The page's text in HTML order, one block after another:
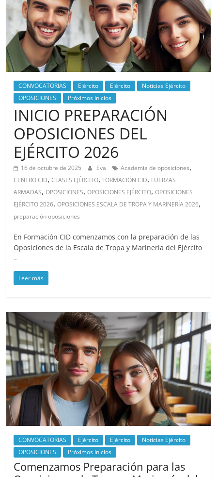
CONVOCATORIAS Ejército Ejército
Noticias Ejército
OPOSICIONES
Próximos Inicios
INICIO PREPARACIÓN
OPOSICIONES DEL
EJÉRCITO 2026
16 de octubre de 2025 Eva Academia de oposiciones,
CENTRO CID,CLASES EJÉRCITO, FORMACIÓN CID, FUERZAS
ARMADAS,OPOSICIONES,OPOSICIONES EJÉRCITO,OPOSICIONES
EJÉRCITO 2026,OPOSICIONES ESCALA DE TROPA Y MARINERÍA 2026,
preparación oposiciones
En Formación CID comenzamos con la preparación de las
Oposiciones de la Escala de Tropa y Marinería del Ejército
–
Leer más
CONVOCATORIAS Ejército Ejército
Noticias Ejército
OPOSICIONES
Próximos Inicios
Comenzamos Preparación para las